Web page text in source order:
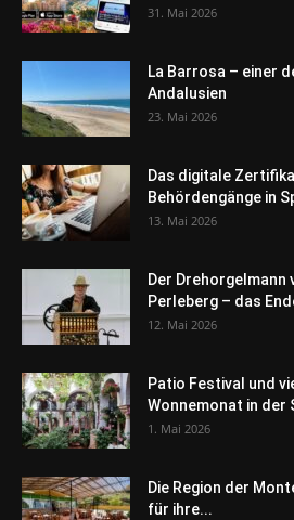
31. Mai 2026
La Barrosa – einer
Andalusien
23. Mai 2026
Das digitale
Behördengänge in
13. Mai 2026
Der Drehorgelmann
Perleberg – das
12. Mai 2026
Patio Festival und
Wonnemonat in der
1. Mai 2026
Die Region der
für ihre...